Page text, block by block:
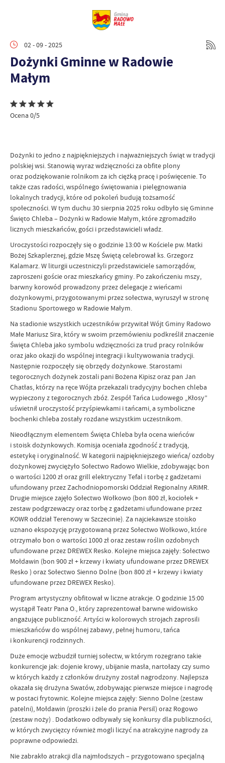
02 - 09 - 2025
Dożynki Gminne w Radowie
Małym
Ocena 0/5
Dożynki to jedno z najpiękniejszych i najważniejszych świąt w tradycji
polskiej wsi. Stanowią wyraz wdzięczności za obfite plony
oraz podziękowanie rolnikom za ich ciężką pracę i poświęcenie. To
także czas radości, wspólnego świętowania i pielęgnowania
lokalnych tradycji, które od pokoleń budują tożsamość
społeczności. W tym duchu 30 sierpnia 2025 roku odbyło się Gminne
Święto Chleba – Dożynki w Radowie Małym, które zgromadziło
licznych mieszkańców, gości i przedstawicieli władz.
Uroczystości rozpoczęły się o godzinie 13:00 w Kościele pw. Matki
Bożej Szkaplerznej, gdzie Mszę Świętą celebrował ks. Grzegorz
Kalamarz. W liturgii uczestniczyli przedstawiciele samorządów,
zaproszeni goście oraz mieszkańcy gminy. Po zakończeniu mszy,
barwny korowód prowadzony przez delegacje z wieńcami
dożynkowymi, przygotowanymi przez sołectwa, wyruszył w stronę
Stadionu Sportowego w Radowie Małym.
Na stadionie wszystkich uczestników przywitał Wójt Gminy Radowo
Małe Mariusz Sira, który w swoim przemówieniu podkreślił znaczenie
Święta Chleba jako symbolu wdzięczności za trud pracy rolników
oraz jako okazji do wspólnej integracji i kultywowania tradycji.
Następnie rozpoczęły się obrzędy dożynkowe. Starostami
tegorocznych dożynek zostali pani Bożena Kipisz oraz pan Jan
Chatłas, którzy na ręce Wójta przekazali tradycyjny bochen chleba
wypieczony z tegorocznych zbóż. Zespół Tańca Ludowego „Kłosy”
uświetnił uroczystość przyśpiewkami i tańcami, a symboliczne
bochenki chleba zostały rozdane wszystkim uczestnikom.
Nieodłącznym elementem Święta Chleba była ocena wieńców
i stoisk dożynkowych. Komisja oceniała zgodność z tradycją,
estetykę i oryginalność. W kategorii najpiękniejszego wieńca/ ozdoby
dożynkowej zwyciężyło Sołectwo Radowo Wielkie, zdobywając bon
o wartości 1200 zł oraz grill elektryczny Tefal i torbę z gadżetami
ufundowany przez Zachodniopomorski Oddział Regionalny ARiMR.
Drugie miejsce zajęło Sołectwo Wołkowo (bon 800 zł, kociołek +
zestaw podgrzewaczy oraz torbę z gadżetami ufundowane przez
KOWR oddział Terenowy w Szczecinie). Za najciekawsze stoisko
uznano ekspozycję przygotowaną przez Sołectwo Wołkowo, które
otrzymało bon o wartości 1000 zł oraz zestaw roślin ozdobnych
ufundowane przez DREWEX Resko. Kolejne miejsca zajęły: Sołectwo
Mołdawin (bon 900 zł + krzewy i kwiaty ufundowane przez DREWEX
Resko ) oraz Sołectwo Sienno Dolne (bon 800 zł + krzewy i kwiaty
ufundowane przez DREWEX Resko).
Program artystyczny obfitował w liczne atrakcje. O godzinie 15:00
wystąpił Teatr Pana O., który zaprezentował barwne widowisko
angażujące publiczność. Artyści w kolorowych strojach zaprosili
mieszkańców do wspólnej zabawy, pełnej humoru, tańca
i konkurencji rodzinnych.
Duże emocje wzbudził turniej sołectw, w którym rozegrano takie
konkurencje jak: dojenie krowy, ubijanie masła, nartołazy czy sumo
w których każdy z członków drużyny został nagrodzony. Najlepsza
okazała się drużyna Swatów, zdobywając pierwsze miejsce i nagrodę
w postaci frytownic. Kolejne miejsca zajęły: Sienno Dolne (zestaw
patelni), Mołdawin (proszki i żele do prania Persil) oraz Rogowo
(zestaw noży) . Dodatkowo odbywały się konkursy dla publiczności,
w których zwycięzcy również mogli liczyć na atrakcyjne nagrody za
poprawne odpowiedzi.
Nie zabrakło atrakcji dla najmłodszych – przygotowano specjalną